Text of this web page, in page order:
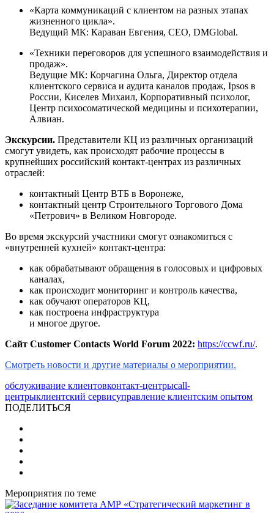
«Карта коммуникаций с клиентом на разных этапах
жизненного цикла».
Ведущий МК: Караван Евгения, CEO, DMGlobal.
«Техники переговоров для успешного взаимодействия и
продаж».
Ведущие МК: Корчагина Ольга, Директор отдела
клиентского сервиса и аудита каналов продаж, Ipsos в
России, Киселев Михаил, Корпоративный психолог,
Центр психосоматической медицины и психотерапии,
Алвиан.
Экскурсии. Представители КЦ из различных организаций
смогут увидеть, как происходят рабочие процессы в
крупнейших российский контакт-центрах из различных
отраслей:
контактный Центр ВТБ в Воронеже,
контактный центр Строительного Торгового Дома
«Петрович» в Великом Новгороде.
Во время экскурсий участники смогут ознакомиться с
«внутренней кухней» контакт-центра:
как обрабатывают обращения в голосовых и цифровых
каналах,
как происходит мониторинг и контроль качества,
как обучают операторов КЦ,
как построена инфраструктура
и многое другое.
Сайт Customer Contacts World Forum 2022: https://ccwf.ru/.
Смотреть новости и другие материалы о мероприятии.
обслуживание клиентовконтакт-центрыcall-
центрыклиентский сервисуправление клиентским опытом
ПОДЕЛИТЬСЯ
Мероприятия по теме